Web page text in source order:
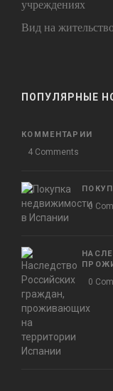
учреждениях
Вид на
ПОПУЛЯРНЫЕ
КОММЕНТАРИИ
4 Comments
0
0